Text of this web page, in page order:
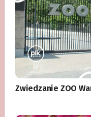
Zwiedzanie ZOO